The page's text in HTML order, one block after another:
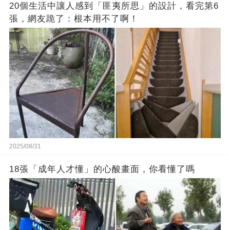
20個生活中讓人感到「匪夷所思」的設計，看完第6
張，網友跪了：根本用不了啊！
2025/08/31
18張「成年人才懂」的心酸畫面，你看懂了嗎